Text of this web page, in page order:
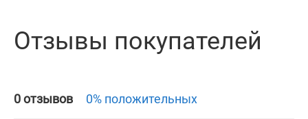
Отзывы покупателей
0 отзывов 0% положительных